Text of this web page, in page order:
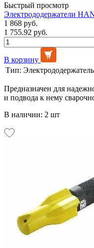
Быстрый просмотр
Электрододержатели
1 868 руб.
1 755.92 руб.
В корзину
Тип: Электрододержатель
Предназначен для
и подвода к нему
В наличии: 2 шт